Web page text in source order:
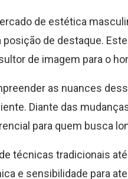
de estética
posição de destaque.
de imagem para o
as nuances
Diante das
para quem busca
técnicas tradicionais
e sensibilidade para